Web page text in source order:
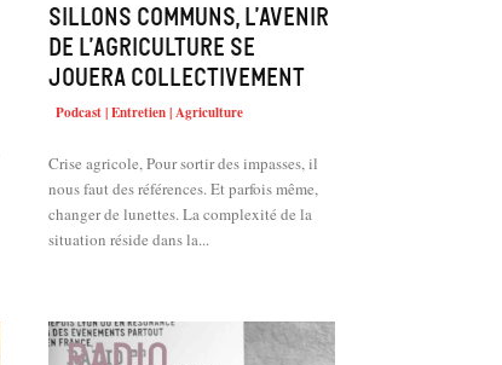
Sillons communs, l’avenir
de l’agriculture se
jouera collectivement
Podcast | Entretien | Agriculture
Crise agricole, Pour sortir des impasses, il
nous faut des références. Et parfois même,
changer de lunettes. La complexité de la
situation réside dans la...